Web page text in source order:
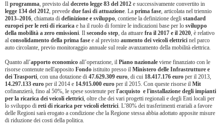
Il programma, previsto dal decreto legge 83 del 2012 e successivamente convertito in
legge 134 del 2012, prevede due fasi di attuazione. La prima fase, articolata nel triennio
2013–2016, chiamata di definizione e sviluppo, contiene la definizione degli standard
europei per le reti di ricarica e ha il ruolo di fornire le indicazioni base per lo sviluppo
della mobilità a zero emissioni. Il secondo step, da attuare fra il 2017 e il 2020, è relativo
al consolidamento della prima fase e al previsto aumento dei veicoli elettrici nel parco
auto circolante, previo monitoraggio annuale sul reale avanzamento della mobilità elettrica.
Quanto all’apporto economico all’operazione, il Piano nazionale viene finanziato con le
risorse contenute nell'apposito Fondo istituito presso il Ministero delle Infrastrutture e
dei Trasporti, con una dotazione di 47.629.309 euro, di cui 18.417.176 euro per il 2013,
14.297.133 euro per il 2014 e 14.915.000 euro per il 2015. Con queste risorse il Mit
cofinanzierà, fino al 50%, le spese sostenute per l'acquisto e l'installazione degli impianti
per la ricarica dei veicoli elettrici, oltre che dei vari progetti regionali e degli Enti locali per
lo sviluppo di reti di ricarica per veicoli elettrici. L’80% dei trasferimenti erariali a favore
delle Regioni sarà erogato a condizione che la Regione stessa abbia adottato apposite misure
di riduzione dei costi della politica.